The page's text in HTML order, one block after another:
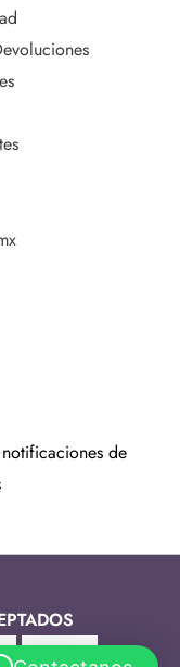
de